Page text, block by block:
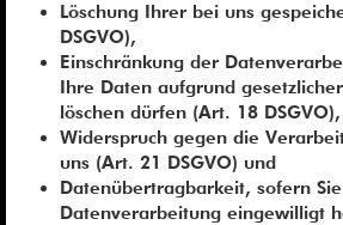
Löschung Ihrer bei uns
DSGVO),
Einschränkung der
Ihre Daten aufgrund
löschen dürfen (Art. 18 DSGVO),
Widerspruch gegen die
uns (Art. 21 DSGVO) und
Datenübertragbarkeit, sofern
Datenverarbeitung eingewilligt